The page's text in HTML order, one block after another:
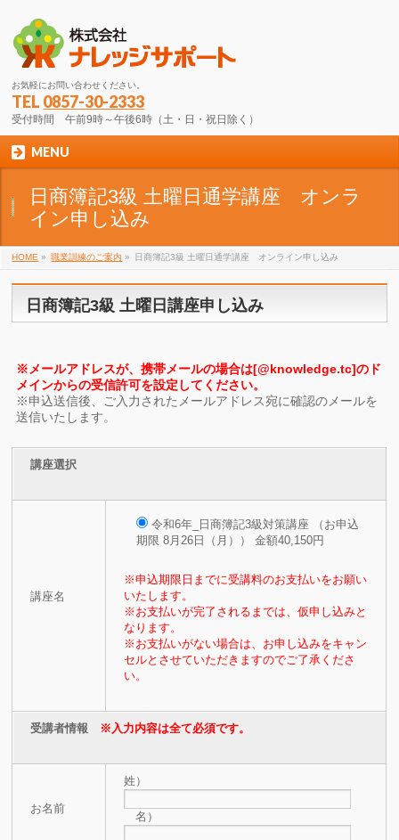
お気軽にお問い合わせください。
TEL 0857-30-2333
受付時間 午前9時～午後6時（土・日・祝日除く）
MENU
日商簿記3級 土曜日通学講座 オンラ
イン申し込み
HOME » 職業訓練のご案内 » 日商簿記3級 土曜日通学講座 オンライン申し込み
日商簿記3級 土曜日講座申し込み
※メールアドレスが、携帯メールの場合は[@knowledge.tc]のド
メインからの受信許可を設定してください。
※申込送信後、ご入力されたメールアドレス宛に確認のメールを
送信いたします。
講座選択
講座名
令和6年_日商簿記3級対策講座 （お申込
期限 8月26日（月）） 金額40,150円
※申込期限日までに受講料のお支払いをお願い
いたします。
※お支払いが完了されるまでは、仮申し込みと
なります。
※お支払いがない場合は、お申し込みをキャン
セルとさせていただきますのでご了承くださ
い。
受講者情報 ※入力内容は全て必須です。
お名前
姓）
名）